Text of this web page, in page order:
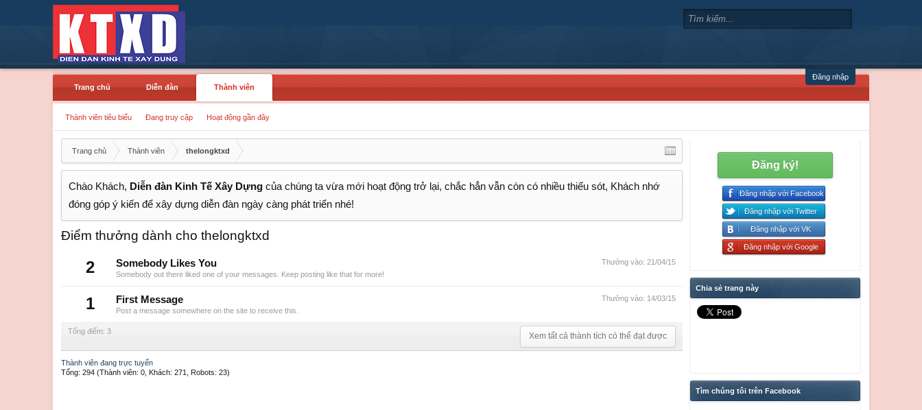
Đăng nhập
Trang chủ
Diễn đàn Thành viên
Thành viên tiêu biểu Đang truy cập Hoạt động gần đây
Trang chủ Thành viên thelongktxd
Chào Khách, Diễn đàn Kinh Tế Xây Dựng của chúng ta vừa mới hoạt động trở lại, chắc hẳn vẫn còn có nhiều thiếu sót, Khách nhớ
đóng góp ý kiến để xây dựng diễn đàn ngày càng phát triển nhé!
Điểm thưởng dành cho thelongktxd
2 Thưởng vào: 21/04/15
Somebody Likes You
Somebody out there liked one of your messages. Keep posting like that for more!
1 Thưởng vào: 14/03/15
First Message
Post a message somewhere on the site to receive this.
Tổng điểm: 3 Xem tất cả thành tích có thể đạt được
Thành viên đang trực tuyến
Tổng: 294 (Thành viên: 0, Khách: 271, Robots: 23)
Đăng ký!
Đăng nhập với Facebook
Đăng nhập với Twitter
Đăng nhập với VK
Đăng nhập với Google
Chia sẻ trang này
Tìm chúng tôi trên Facebook